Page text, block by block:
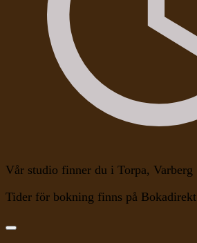
Vår studio finner du i Torpa, Varberg
Tider för bokning finns på Bokadirekt